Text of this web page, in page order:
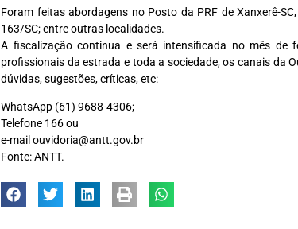
Foram feitas abordagens no Posto da PRF de Xanxerê-
163/SC; entre outras localidades.
A fiscalização continua e será intensificada no mês de
profissionais da estrada e toda a sociedade, os canais da
dúvidas, sugestões, críticas, etc:
WhatsApp (61) 9688-4306;
Telefone 166 ou
e-mail ouvidoria@antt.gov.br
Fonte: ANTT.